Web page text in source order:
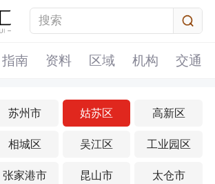
指南 资料 区域 机构 交通
苏州市 姑苏区 高新区
相城区 吴江区 工业园区
张家港市 昆山市 太仓市